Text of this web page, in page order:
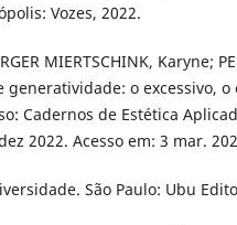
Vozes, 2022.
MIERTSCHINK, Karyne;
generatividade: o excessivo, o
Cadernos de Estética
2022. Acesso em: 3 mar.
São Paulo: Ubu